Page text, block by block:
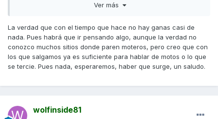
mucha suerte, no se si será por eso que por allí no paran
asi que estoy pendiente de ello.
Ver más
La verdad que con el tiempo que hace no hay ganas casi de
nada. Pues habrá que ir pensando algo, aunque la verdad no
conozco muchos sitios donde paren moteros, pero creo que con
los que salgamos ya es suficiente para hablar de motos o lo que
se tercie. Pues nada, esperaremos, haber que surge, un saludo.
wolfinside81